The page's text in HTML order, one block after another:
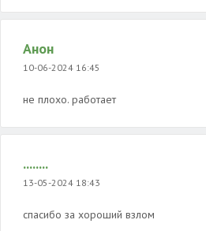
Анон
10-06-2024 16:45
не плохо. работает
........
13-05-2024 18:43
спасибо за хороший взлом